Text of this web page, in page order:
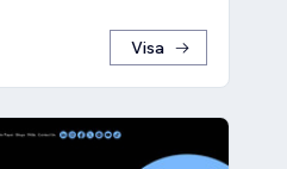
Visa